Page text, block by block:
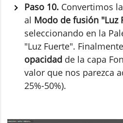
Paso 10. Convertimos
al Modo de fusión "Luz
seleccionando en la
"Luz Fuerte".
opacidad de la capa
valor que nos parezca
25%-50%).